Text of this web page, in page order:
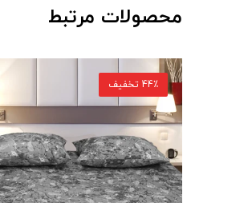
محصولات مرتبط
44٪ تخفیف